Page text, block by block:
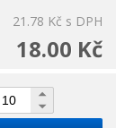
21.78 Kč s DPH
18.00 Kč